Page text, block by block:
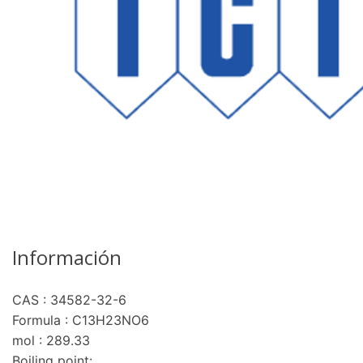
Información
CAS : 34582-32-6
Formula : C13H23NO6
mol : 289.33